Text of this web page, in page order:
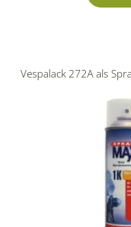
Vespalack 272A als